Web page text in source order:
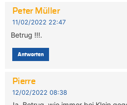
Peter Müller
11/02/2022 22:47
Betrug !!!.
Antworten
Pierre
12/02/2022 08:38